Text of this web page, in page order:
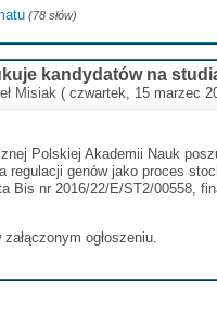
(78 słów)
kandydatów na
Misiak( czwartek, 15 marzec
Polskiej Akademii Nauk
regulacji genów jako proces
Bis nr 2016/22/E/ST2/00558,
ogłoszeniu.